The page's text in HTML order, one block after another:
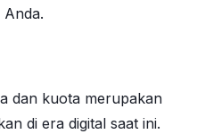
dan kuota merupakan
di era digital saat ini.